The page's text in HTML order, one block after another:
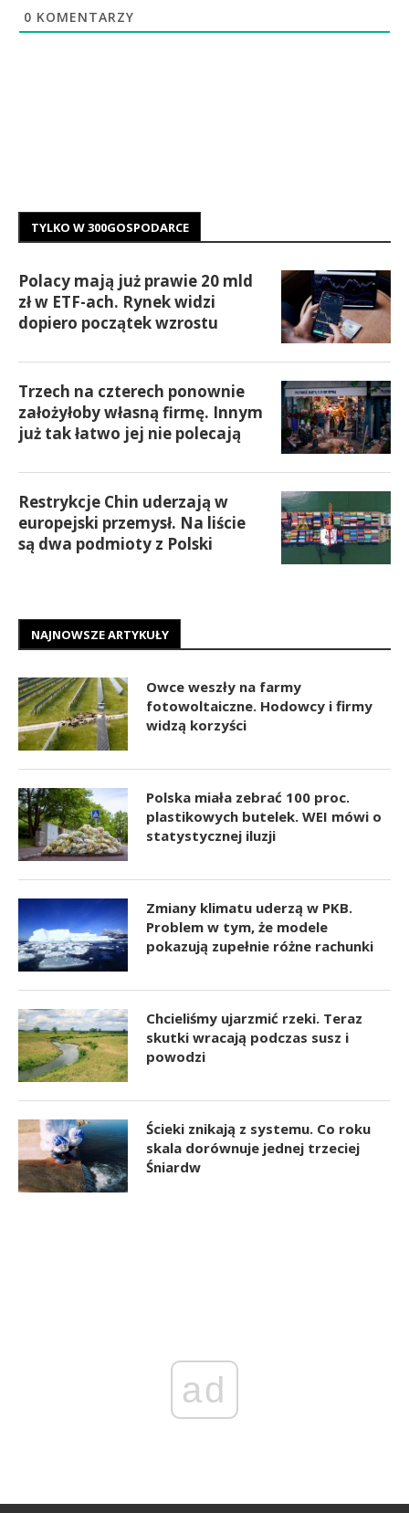
0 KOMENTARZY
TYLKO W 300GOSPODARCE
Polacy mają już prawie 20 mld
zł w ETF-ach. Rynek widzi
dopiero początek wzrostu
Trzech na czterech ponownie
założyłoby własną firmę. Innym
już tak łatwo jej nie polecają
Restrykcje Chin uderzają w
europejski przemysł. Na liście
są dwa podmioty z Polski
NAJNOWSZE ARTYKUŁY
Owce weszły na farmy
fotowoltaiczne. Hodowcy i firmy
widzą korzyści
Polska miała zebrać 100 proc.
plastikowych butelek. WEI mówi o
statystycznej iluzji
Zmiany klimatu uderzą w PKB.
Problem w tym, że modele
pokazują zupełnie różne rachunki
Chcieliśmy ujarzmić rzeki. Teraz
skutki wracają podczas susz i
powodzi
Ścieki znikają z systemu. Co roku
skala dorównuje jednej trzeciej
Śniardw
ad